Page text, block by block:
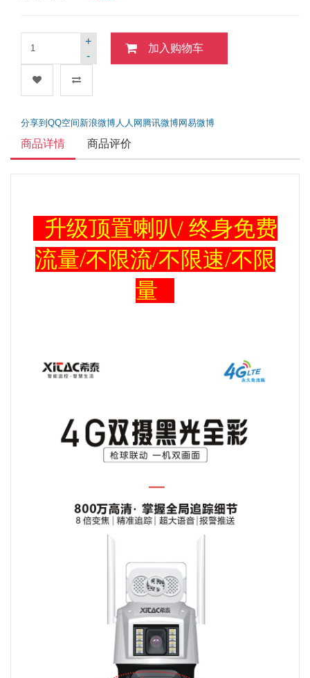
-
+
加入购物车
分享到 QQ空间新浪微博 人人网 腾讯微博网易微博
商品详情 商品评价
升级顶置喇叭/ 终身免费
流量/不限流/不限速/不限
量